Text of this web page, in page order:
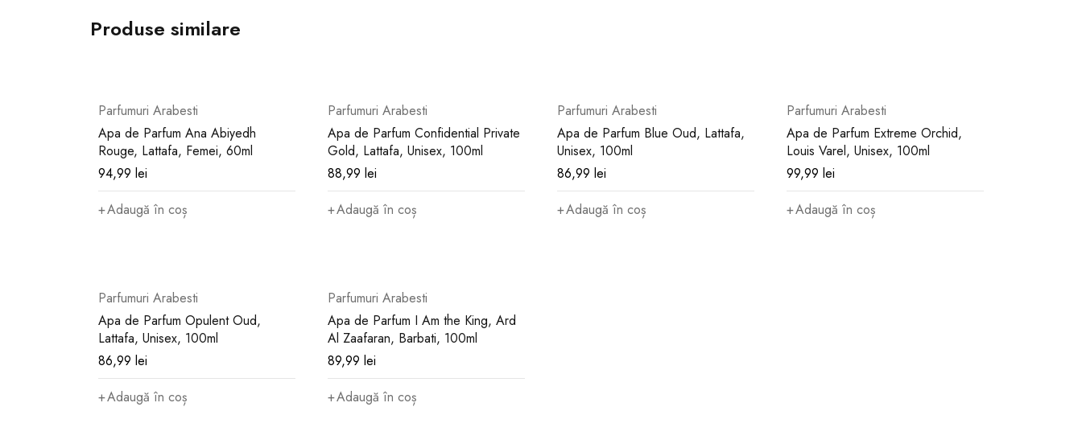
Produse similare
Parfumuri Arabesti
Apa de Parfum Ana Abiyedh
Rouge, Lattafa, Femei, 60ml
94,99 lei
Adaugă în coș
Parfumuri Arabesti
Apa de Parfum Confidential Private
Gold, Lattafa, Unisex, 100ml
88,99 lei
Adaugă în coș
Parfumuri Arabesti
Apa de Parfum Blue Oud, Lattafa,
Unisex, 100ml
86,99 lei
Adaugă în coș
Parfumuri Arabesti
Apa de Parfum Extreme Orchid,
Louis Varel, Unisex, 100ml
99,99 lei
Adaugă în coș
Parfumuri Arabesti
Apa de Parfum Opulent Oud,
Lattafa, Unisex, 100ml
86,99 lei
Adaugă în coș
Parfumuri Arabesti
Apa de Parfum I Am the King, Ard
Al Zaafaran, Barbati, 100ml
89,99 lei
Adaugă în coș